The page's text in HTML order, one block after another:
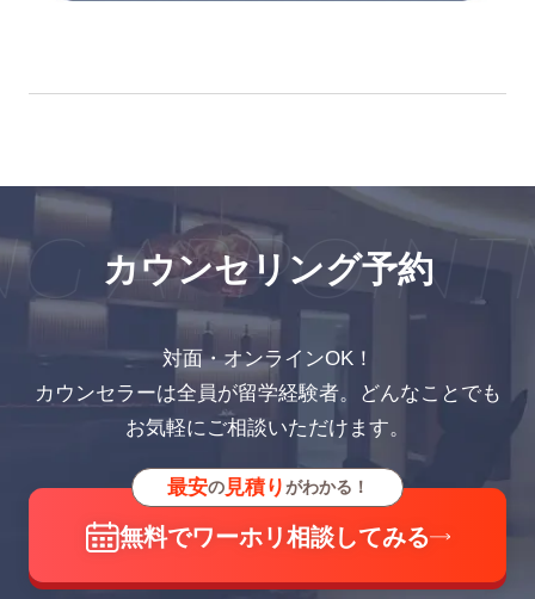
カウンセリング予約
対面・オンラインOK！
カウンセラーは全員が留学経験者。どんなことでも
お気軽にご相談いただけます。
最安の見積りがわかる！
無料でワーホリ相談してみる